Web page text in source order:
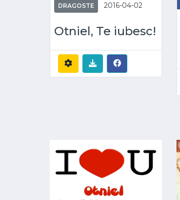
DRAGOSTE 2016-04-02
Otniel, Te iubesc!